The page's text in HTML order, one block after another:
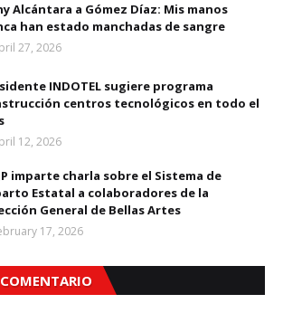
Alcántara a Gómez Díaz: Mis manos
han estado manchadas de sangre
27, 2026
INDOTEL sugiere programa
centros tecnológicos en todo el
12, 2026
imparte charla sobre el Sistema de
Estatal a colaboradores de la
General de Bellas Artes
17, 2026